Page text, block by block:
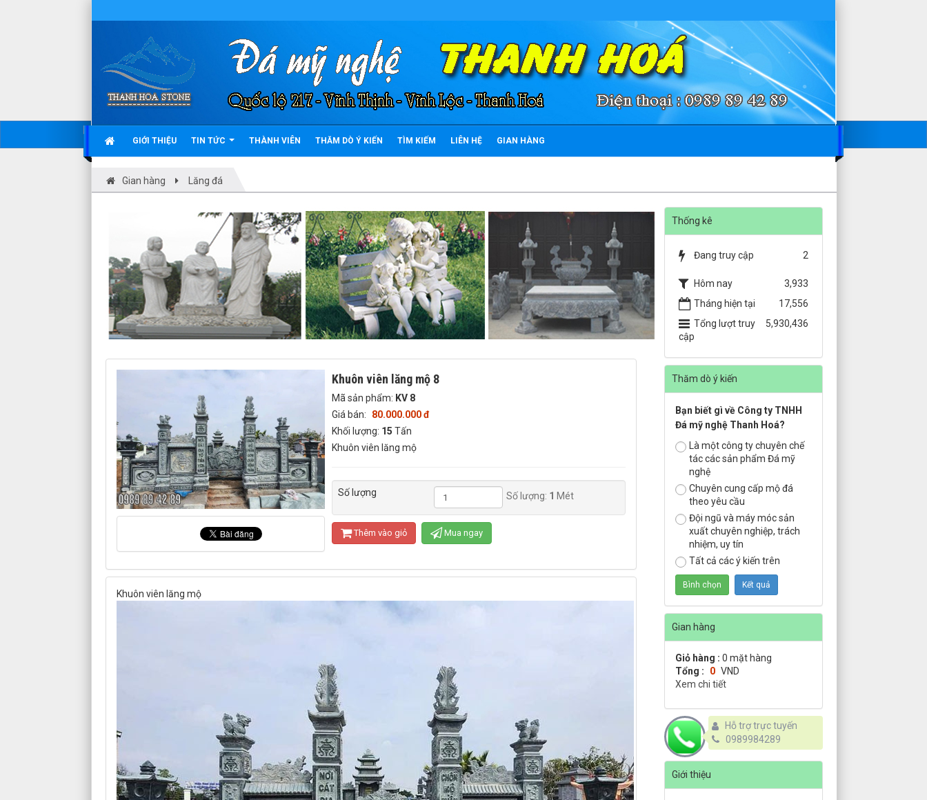
GIỚI THIỆU TIN TỨC THÀNH VIÊN THĂM DÒ Ý KIẾN TÌM KIẾM LIÊN HỆ GIAN HÀNG
Gian hàng Lăng đá
Khuôn viên lăng mộ 8
Mã sản phẩm: KV 8
Giá bán:
80.000.000 đ
Khối lượng: 15 Tấn
Khuôn viên lăng mộ
Số lượng Số lượng: 1 Mét
Thêm vào giỏ Mua ngay
Khuôn viên lăng mộ
Thống kê
Đang truy cập 2
Hôm nay
3,933
Tháng hiện tại
17,556
Tổng lượt truy
cập
5,930,436
Thăm dò ý kiến
Bạn biết gì về Công ty TNHH
Đá mỹ nghệ Thanh Hoá?
Là một công ty chuyên chế
tác các sản phẩm Đá mỹ
nghệ
Chuyên cung cấp mộ đá
theo yêu cầu
Đội ngũ và máy móc sản
xuất chuyên nghiệp, trách
nhiệm, uy tín
Tất cả các ý kiến trên
Gian hàng
Giỏ hàng : 0 mặt hàng
Tổng :
0 VND
Xem chi tiết
Hỗ trợ trực tuyến
0989984289
Giới thiệu